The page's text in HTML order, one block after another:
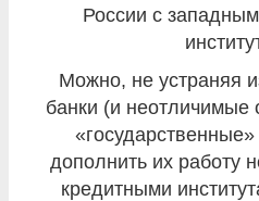
России с
Можно, не устраняя
банки (и неотличимые
дополнить их работу
кредитными